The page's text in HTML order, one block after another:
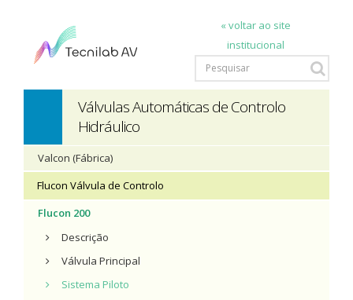
« voltar ao site
institucional
Válvulas Automáticas de Controlo
Hidráulico
Valcon (Fábrica)
Flucon Válvula de Controlo
Flucon 200
Descrição
Válvula Principal
Sistema Piloto